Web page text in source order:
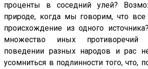
проценты в соседний улей?
природе, когда мы говорим, что
происхождение из одного
множество иных
поведении разных народов и рас
усомниться в подлинности того, что,